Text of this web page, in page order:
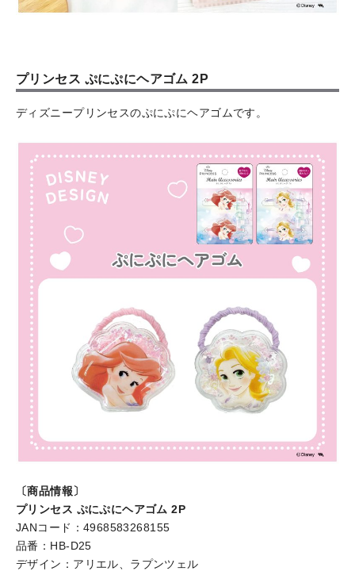
プリンセス ぷにぷにヘアゴム 2P
ディズニープリンセスのぷにぷにヘアゴムです。
〔商品情報〕
プリンセス ぷにぷにヘアゴム 2P
JANコード：4968583268155
品番：HB-D25
デザイン：アリエル、ラプンツェル